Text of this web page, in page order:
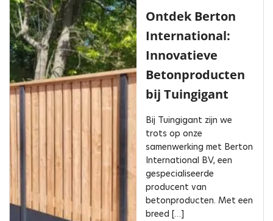
Ontdek Berton
International:
Innovatieve
Betonproducten
bij Tuingigant
Bij Tuingigant zijn we
trots op onze
samenwerking met Berton
International BV, een
gespecialiseerde
producent van
betonproducten. Met een
breed […]